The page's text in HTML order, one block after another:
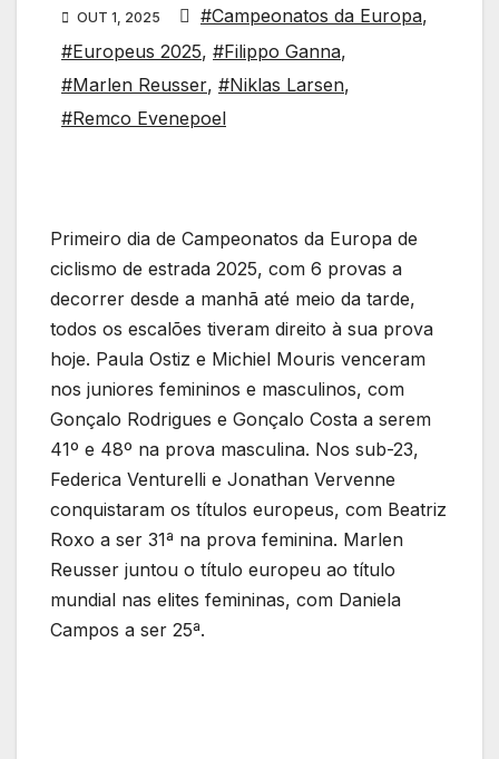
OUT 1, 2025 #Campeonatos da Europa,
#Europeus 2025, #Filippo Ganna,
#Marlen Reusser, #Niklas Larsen,
#Remco Evenepoel
Primeiro dia de Campeonatos da Europa de
ciclismo de estrada 2025, com 6 provas a
decorrer desde a manhã até meio da tarde,
todos os escalões tiveram direito à sua prova
hoje. Paula Ostiz e Michiel Mouris venceram
nos juniores femininos e masculinos, com
Gonçalo Rodrigues e Gonçalo Costa a serem
41º e 48º na prova masculina. Nos sub-23,
Federica Venturelli e Jonathan Vervenne
conquistaram os títulos europeus, com Beatriz
Roxo a ser 31ª na prova feminina. Marlen
Reusser juntou o título europeu ao título
mundial nas elites femininas, com Daniela
Campos a ser 25ª.